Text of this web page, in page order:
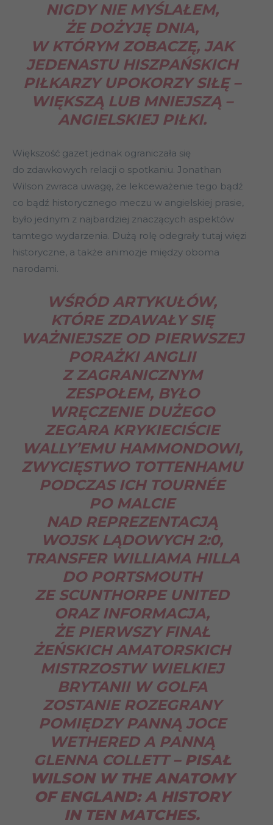
NIGDY NIE MYŚLAŁEM,
ŻE DOŻYJĘ DNIA,
W KTÓRYM ZOBACZĘ, JAK
JEDENASTU HISZPAŃSKICH
PIŁKARZY UPOKORZY SIŁĘ –
WIĘKSZĄ LUB MNIEJSZĄ –
ANGIELSKIEJ PIŁKI.
Większość gazet jednak ograniczała się
do zdawkowych relacji o spotkaniu. Jonathan
Wilson zwraca uwagę, że lekceważenie tego bądź
co bądź historycznego meczu w angielskiej prasie,
było jednym z najbardziej znaczących aspektów
tamtego wydarzenia. Dużą rolę odegrały tutaj więzi
historyczne, a także animozje między oboma
narodami.
WŚRÓD ARTYKUŁÓW,
KTÓRE ZDAWAŁY SIĘ
WAŻNIEJSZE OD PIERWSZEJ
PORAŻKI ANGLII
Z ZAGRANICZNYM
ZESPOŁEM, BYŁO
WRĘCZENIE DUŻEGO
ZEGARA KRYKIECIŚCIE
WALLY’EMU HAMMONDOWI,
ZWYCIĘSTWO TOTTENHAMU
PODCZAS ICH TOURNÉE
PO MALCIE
NAD REPREZENTACJĄ
WOJSK LĄDOWYCH 2:0,
TRANSFER WILLIAMA HILLA
DO PORTSMOUTH
ZE SCUNTHORPE UNITED
ORAZ INFORMACJA,
ŻE PIERWSZY FINAŁ
ŻEŃSKICH AMATORSKICH
MISTRZOSTW WIELKIEJ
BRYTANII W GOLFA
ZOSTANIE ROZEGRANY
POMIĘDZY PANNĄ JOCE
WETHERED A PANNĄ
GLENNA COLLETT– PISAŁ
WILSON W THE ANATOMY
OF ENGLAND: A HISTORY
IN TEN MATCHES.